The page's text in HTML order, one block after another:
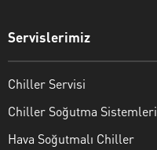
Servislerimiz
Chiller Servisi
Chiller Soğutma Sistemleri
Hava Soğutmalı Chiller